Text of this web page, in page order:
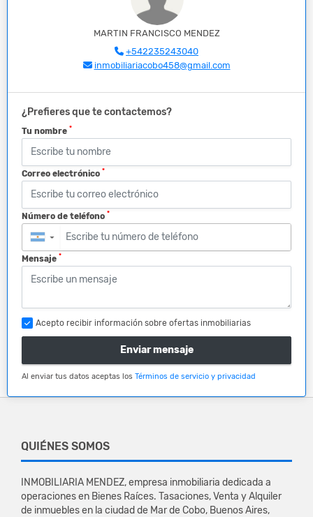
MARTIN FRANCISCO MENDEZ
+542235243040
inmobiliariacobo458@gmail.com
¿Prefieres que te contactemos?
Tu nombre *
Correo electrónico *
Número de teléfono *
▼
Mensaje *
Acepto recibir información sobre ofertas inmobiliarias
Enviar mensaje
Al enviar tus datos aceptas los Términos de servicio y privacidad
QUIÉNES SOMOS
INMOBILIARIA MENDEZ, empresa inmobiliaria dedicada a
operaciones en Bienes Raíces. Tasaciones, Venta y Alquiler
de inmuebles en la ciudad de Mar de Cobo, Buenos Aires,